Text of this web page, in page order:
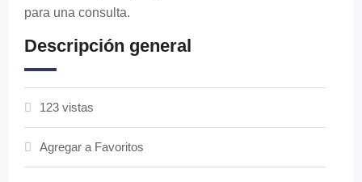
para una consulta.
Descripción general
123 vistas
Agregar a Favoritos